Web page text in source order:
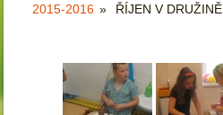
2015-2016 » ŘÍJEN V DRUŽINĚ